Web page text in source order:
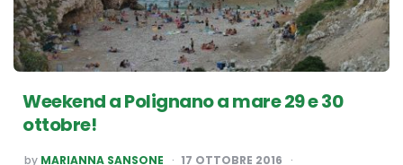
Weekend a Polignano a mare 29 e 30
ottobre!
POSTED
by MARIANNA SANSONE
17 OTTOBRE 2016